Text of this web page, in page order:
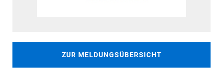
ZUR MELDUNGSÜBERSICHT